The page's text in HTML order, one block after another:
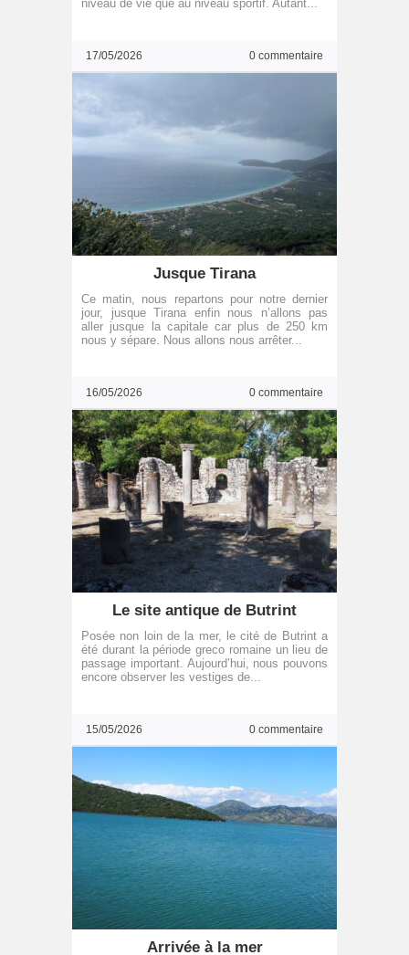
niveau de vie que au niveau sportif. Autant...
17/05/2026 0 commentaire
Jusque Tirana
Ce matin, nous repartons pour notre dernier
jour, jusque Tirana enfin nous n’allons pas
aller jusque la capitale car plus de 250 km
nous y sépare. Nous allons nous arrêter...
16/05/2026 0 commentaire
Le site antique de Butrint
Posée non loin de la mer, le cité de Butrint a
été durant la période greco romaine un lieu de
passage important. Aujourd’hui, nous pouvons
encore observer les vestiges de...
15/05/2026 0 commentaire
Arrivée à la mer